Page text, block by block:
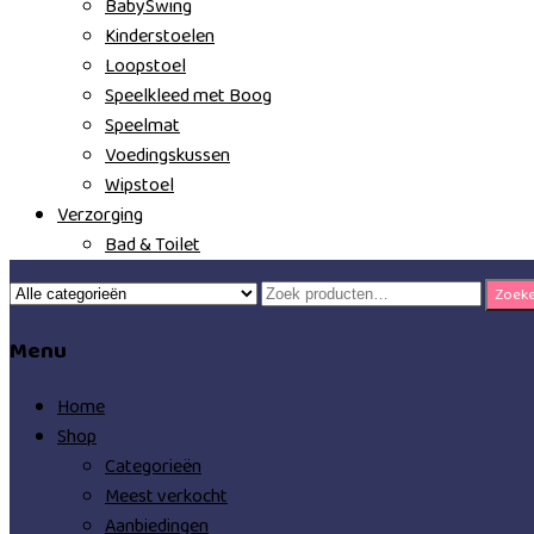
BabySwing
Kinderstoelen
Loopstoel
Speelkleed met Boog
Speelmat
Voedingskussen
Wipstoel
Verzorging
Bad & Toilet
Zoeken
Menu
Home
Shop
Categorieën
Meest verkocht
Aanbiedingen